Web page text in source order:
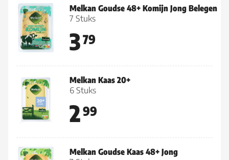
Melkan Goudse 48+ Komijn Jong Belegen
7 Stuks
379
Melkan Kaas 20+
6 Stuks
299
Melkan Goudse Kaas 48+ Jong